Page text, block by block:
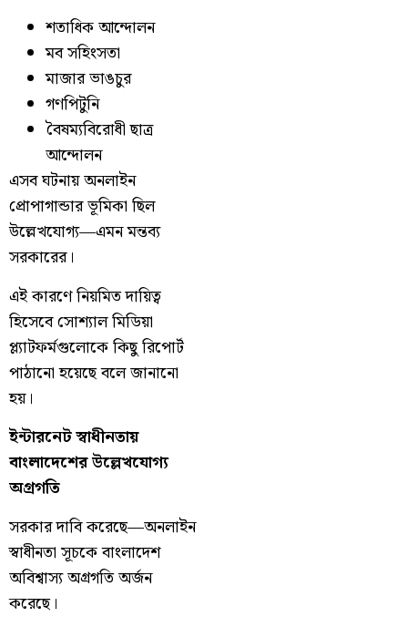
শতাধিক আন্দোলন
মব সহিংসতা
মাজার ভাঙচুর
গণপিটুনি
বৈষম্যবিরোধী ছাত্র
আন্দোলন
এসব ঘটনায় অনলাইন
প্রোপাগান্ডার ভূমিকা ছিল
উল্লেখযোগ্য—এমন মন্তব্য
সরকারের।
এই কারণে নিয়মিত দায়িত্ব
হিসেবে সোশ্যাল মিডিয়া
প্ল্যাটফর্মগুলোকে কিছু রিপোর্ট
পাঠানো হয়েছে বলে জানানো
হয়।
ইন্টারনেট স্বাধীনতায়
বাংলাদেশের উল্লেখযোগ্য
অগ্রগতি
সরকার দাবি করেছে—অনলাইন
স্বাধীনতা সূচকে বাংলাদেশ
অবিশ্বাস্য অগ্রগতি অর্জন
করেছে।